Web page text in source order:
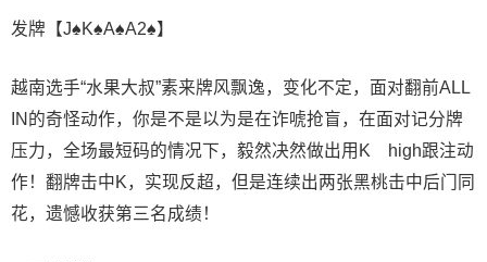
发牌【J♠K♠A♠A2♠】
越南选手“水果大叔”素来牌风飘逸，变化不定，面对翻前ALL
IN的奇怪动作，你是不是以为是在诈唬抢盲，在面对记分牌
压力，全场最短码的情况下，毅然决然做出用K high跟注动
作！翻牌击中K，实现反超，但是连续出两张黑桃击中后门同
花，遗憾收获第三名成绩！